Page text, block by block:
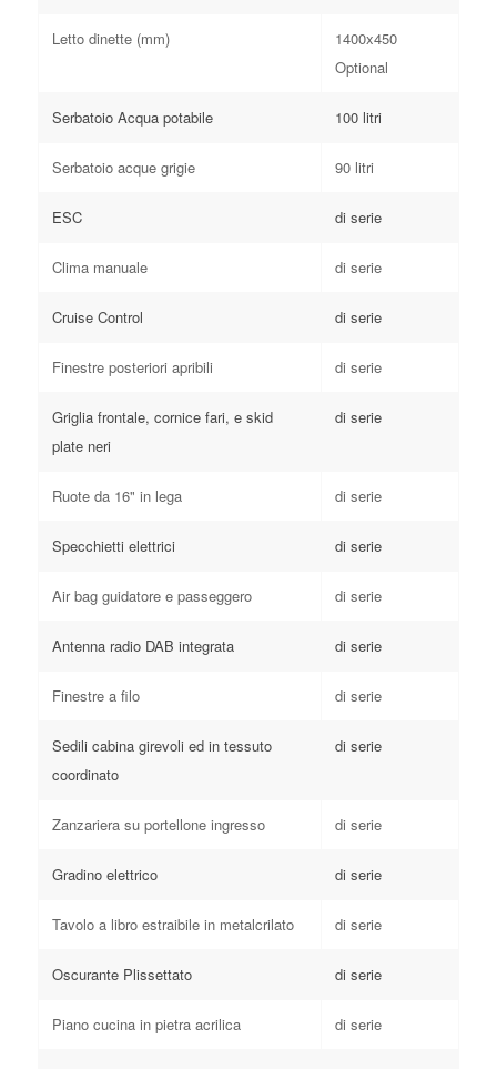
Letto dinette (mm)
1400x450
Optional
Serbatoio Acqua potabile 100 litri
Serbatoio acque grigie 90 litri
ESC di serie
Clima manuale di serie
Cruise Control di serie
Finestre posteriori apribili di serie
Griglia frontale, cornice fari, e skid
plate neri
di serie
Ruote da 16" in lega di serie
Specchietti elettrici di serie
Air bag guidatore e passeggero di serie
Antenna radio DAB integrata di serie
Finestre a filo di serie
Sedili cabina girevoli ed in tessuto
coordinato
di serie
Zanzariera su portellone ingresso di serie
Gradino elettrico di serie
Tavolo a libro estraibile in metalcrilato di serie
Oscurante Plissettato di serie
Piano cucina in pietra acrilica di serie